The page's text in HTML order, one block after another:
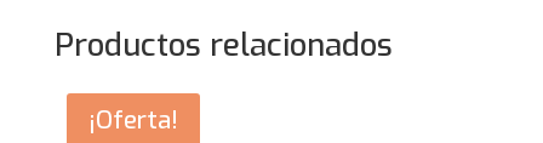
Productos relacionados
¡Oferta!